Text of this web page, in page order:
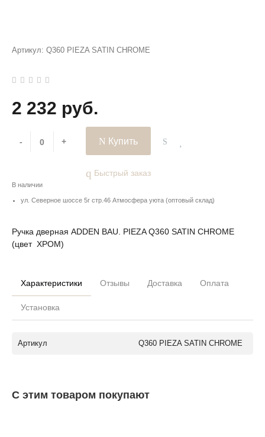
Артикул: Q360 PIEZA SATIN CHROME
2 232 руб.
- + Купить
Быстрый заказ
В наличии
ул. Северное шоссе 5г стр.46 Атмосфера уюта (оптовый склад)
Ручка дверная ADDEN BAU. PIEZA Q360 SATIN CHROME
(цвет ХРОМ)
Характеристики Отзывы Доставка Оплата
Установка
Артикул Q360 PIEZA SATIN CHROME
С этим товаром покупают